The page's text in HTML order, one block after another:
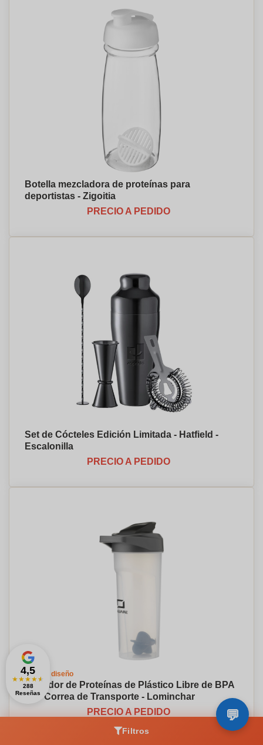
Botella mezcladora de proteínas para
deportistas - Zigoitia
PRECIO A PEDIDO
Set de Cócteles Edición Limitada - Hatfield -
Escalonilla
PRECIO A PEDIDO
Crea tu diseño
Agitador de Proteínas de Plástico Libre de BPA
con Correa de Transporte - Lominchar
PRECIO A PEDIDO
Filtros
4,5
★★★★★
288
Reseñas